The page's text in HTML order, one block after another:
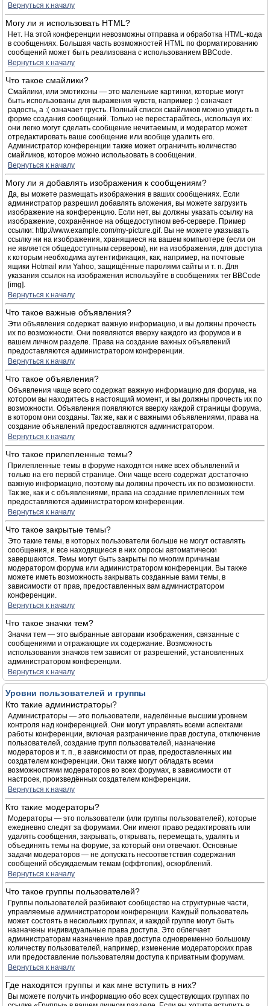
Вернуться к началу
Могу ли я использовать HTML?
Нет. На этой конференции невозможны отправка и обработка HTML-кода
в сообщениях. Большая часть возможностей HTML по форматированию
сообщений может быть реализована с использованием BBCode.
Вернуться к началу
Что такое смайлики?
Смайлики, или эмотиконы — это маленькие картинки, которые могут
быть использованы для выражения чувств, например :) означает
радость, а :( означает грусть. Полный список смайликов можно увидеть в
форме создания сообщений. Только не перестарайтесь, используя их:
они легко могут сделать сообщение нечитаемым, и модератор может
отредактировать ваше сообщение или вообще удалить его.
Администратор конференции также может ограничить количество
смайликов, которое можно использовать в сообщении.
Вернуться к началу
Могу ли я добавлять изображения к сообщениям?
Да, вы можете размещать изображения в ваших сообщениях. Если
администратор разрешил добавлять вложения, вы можете загрузить
изображение на конференцию. Если нет, вы должны указать ссылку на
изображение, сохранённое на общедоступном веб-сервере. Пример
ссылки: http://www.example.com/my-picture.gif. Вы не можете указывать
ссылку ни на изображения, хранящиеся на вашем компьютере (если он
не является общедоступным сервером), ни на изображения, для доступа
к которым необходима аутентификация, как, например, на почтовые
ящики Hotmail или Yahoo, защищённые паролями сайты и т. п. Для
указания ссылок на изображения используйте в сообщениях тег BBCode
[img].
Вернуться к началу
Что такое важные объявления?
Эти объявления содержат важную информацию, и вы должны прочесть
их по возможности. Они появляются вверху каждого из форумов и в
вашем личном разделе. Права на создание важных объявлений
предоставляются администратором конференции.
Вернуться к началу
Что такое объявления?
Объявления чаще всего содержат важную информацию для форума, на
котором вы находитесь в настоящий момент, и вы должны прочесть их по
возможности. Объявления появляются вверху каждой страницы форума,
в котором они созданы. Так же, как и с важными объявлениями, права на
создание объявлений предоставляются администратором.
Вернуться к началу
Что такое прилепленные темы?
Прилепленные темы в форуме находятся ниже всех объявлений и
только на его первой странице. Они чаще всего содержат достаточно
важную информацию, поэтому вы должны прочесть их по возможности.
Так же, как и с объявлениями, права на создание прилепленных тем
предоставляются администратором конференции.
Вернуться к началу
Что такое закрытые темы?
Это такие темы, в которых пользователи больше не могут оставлять
сообщения, и все находящиеся в них опросы автоматически
завершаются. Темы могут быть закрыты по многим причинам
модератором форума или администратором конференции. Вы также
можете иметь возможность закрывать созданные вами темы, в
зависимости от прав, предоставленных вам администратором
конференции.
Вернуться к началу
Что такое значки тем?
Значки тем — это выбранные авторами изображения, связанные с
сообщениями и отражающие их содержание. Возможность
использования значков тем зависит от разрешений, установленных
администратором конференции.
Вернуться к началу
Уровни пользователей и группы
Кто такие администраторы?
Администраторы — это пользователи, наделённые высшим уровнем
контроля над конференцией. Они могут управлять всеми аспектами
работы конференции, включая разграничение прав доступа, отключение
пользователей, создание групп пользователей, назначение
модераторов и т. п., в зависимости от прав, предоставленных им
создателем конференции. Они также могут обладать всеми
возможностями модераторов во всех форумах, в зависимости от
настроек, произведённых создателем конференции.
Вернуться к началу
Кто такие модераторы?
Модераторы — это пользователи (или группы пользователей), которые
ежедневно следят за форумами. Они имеют право редактировать или
удалять сообщения, закрывать, открывать, перемещать, удалять и
объединять темы на форуме, за который они отвечают. Основные
задачи модераторов — не допускать несоответствия содержания
сообщений обсуждаемым темам (оффтопик), оскорблений.
Вернуться к началу
Что такое группы пользователей?
Группы пользователей разбивают сообщество на структурные части,
управляемые администратором конференции. Каждый пользователь
может состоять в нескольких группах, и каждой группе могут быть
назначены индивидуальные права доступа. Это облегчает
администраторам назначение прав доступа одновременно большому
количеству пользователей, например, изменение модераторских прав
или предоставление пользователям доступа к приватным форумам.
Вернуться к началу
Где находятся группы и как мне вступить в них?
Вы можете получить информацию обо всех существующих группах по